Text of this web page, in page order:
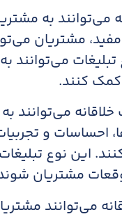
می‌توانند به
مشتریان
تبلیغات
کمک کنند.
خلاقانه می‌توانند
احساسات و
این نوع
مشتریان
می‌توانند